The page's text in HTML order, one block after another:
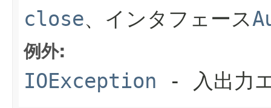
close、インタフェース
例外:
IOException - 入出力